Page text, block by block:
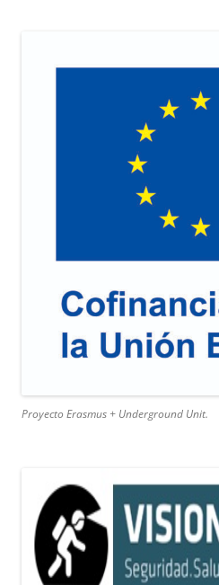
Proyecto Erasmus + Underground Unit.